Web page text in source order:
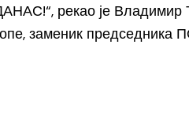
рекао је Владимир
заменик